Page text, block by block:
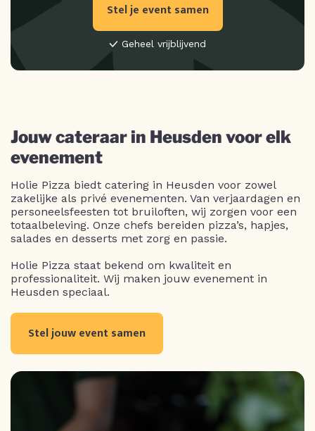
Stel je event samen
Geheel vrijblijvend
Jouw cateraar in Heusden voor elk
evenement
Holie Pizza biedt catering in Heusden voor zowel
zakelijke als privé evenementen. Van verjaardagen en
personeelsfeesten tot bruiloften, wij zorgen voor een
totaalbeleving. Onze chefs bereiden pizza’s, hapjes,
salades en desserts met zorg en passie.
Holie Pizza staat bekend om kwaliteit en
professionaliteit. Wij maken jouw evenement in
Heusden speciaal.
Stel jouw event samen